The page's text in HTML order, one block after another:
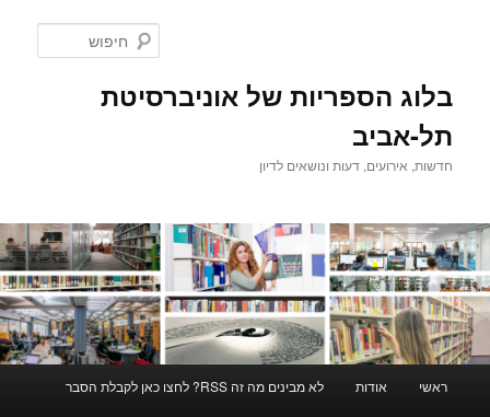
בלוג הספריות של אוניברסיטת
תל-אביב
חדשות, אירועים, דעות ונושאים לדיון
ראשי אודות לא מבינים מה זה RSS? לחצו כאן לקבלת הסבר